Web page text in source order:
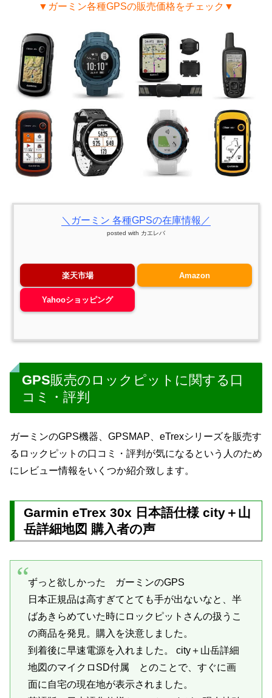
▼ガーミン各種GPSの販売価格をチェック▼
＼ガーミン 各種GPSの在庫情報／
posted with カエレバ
楽天市場 Amazon
Yahooショッピング
GPS販売のロックピットに関する口
コミ・評判
ガーミンのGPS機器、GPSMAP、eTrexシリーズを販売す
るロックピットの口コミ・評判が気になるという人のため
にレビュー情報をいくつか紹介致します。
Garmin eTrex 30x 日本語仕様 city＋山
岳詳細地図 購入者の声
ずっと欲しかった ガーミンのGPS
日本正規品は高すぎてとても手が出ないなと、半
ばあきらめていた時にロックピットさんの扱うこ
の商品を発見。購入を決意しました。
到着後に早速電源を入れました。 city＋山岳詳細
地図のマイクロSD付属 とのことで、すぐに画
面に自宅の現在地が表示されました。